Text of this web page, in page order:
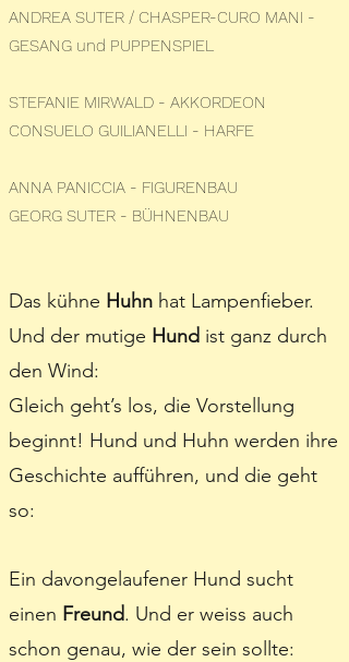
ANDREA SUTER / CHASPER-CURO MANI -
GESANG und PUPPENSPIEL
STEFANIE MIRWALD - AKKORDEON
CONSUELO GUILIANELLI - HARFE
ANNA PANICCIA - FIGURENBAU
GEORG SUTER - BÜHNENBAU
Das kühne Huhn hat Lampenfieber.
Und der mutige Hund ist ganz durch
den Wind:
Gleich geht’s los, die Vorstellung
beginnt! Hund und Huhn werden ihre
Geschichte aufführen, und die geht
so:
Ein davongelaufener Hund sucht
einen Freund. Und er weiss auch
schon genau, wie der sein sollte: